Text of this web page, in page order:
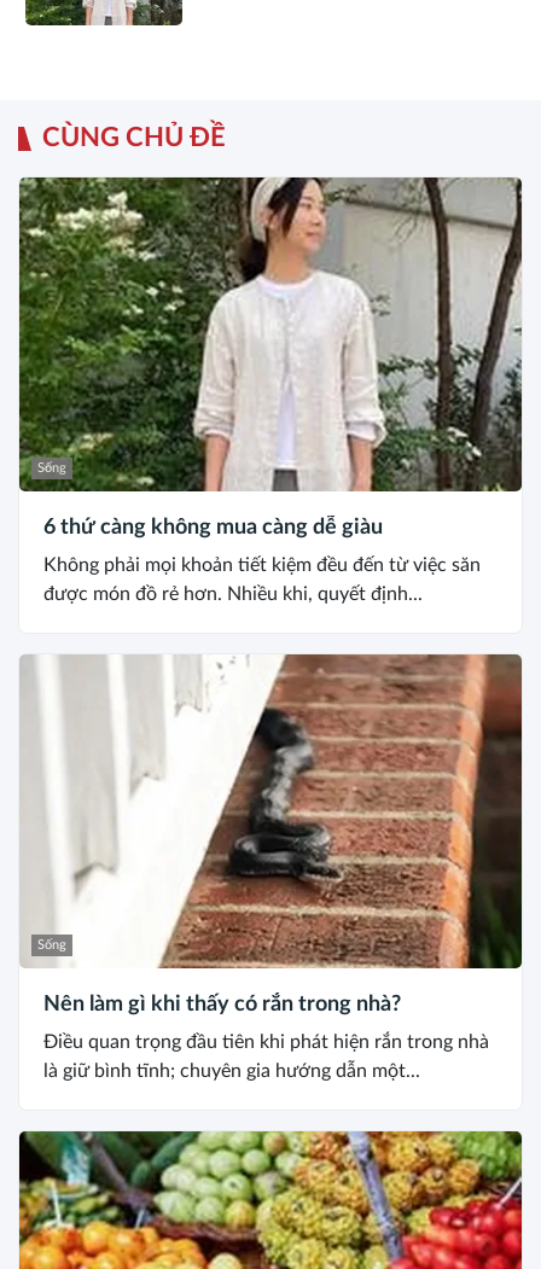
CÙNG CHỦ ĐỀ
Sống
6 thứ càng không mua càng dễ giàu
Không phải mọi khoản tiết kiệm đều đến từ việc săn
được món đồ rẻ hơn. Nhiều khi, quyết định...
Sống
Nên làm gì khi thấy có rắn trong nhà?
Điều quan trọng đầu tiên khi phát hiện rắn trong nhà
là giữ bình tĩnh; chuyên gia hướng dẫn một...